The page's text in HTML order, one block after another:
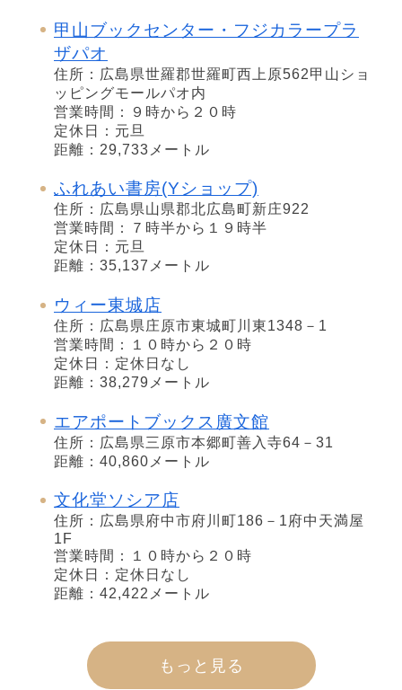
甲山ブックセンター・フジカラープラ
ザパオ
住所：広島県世羅郡世羅町西上原562甲山ショ
ッピングモールパオ内
営業時間：９時から２０時
定休日：元旦
距離：29,733メートル
ふれあい書房(Yショップ)
住所：広島県山県郡北広島町新庄922
営業時間：７時半から１９時半
定休日：元旦
距離：35,137メートル
ウィー東城店
住所：広島県庄原市東城町川東1348－1
営業時間：１０時から２０時
定休日：定休日なし
距離：38,279メートル
エアポートブックス廣文館
住所：広島県三原市本郷町善入寺64－31
距離：40,860メートル
文化堂ソシア店
住所：広島県府中市府川町186－1府中天満屋
1F
営業時間：１０時から２０時
定休日：定休日なし
距離：42,422メートル
もっと見る